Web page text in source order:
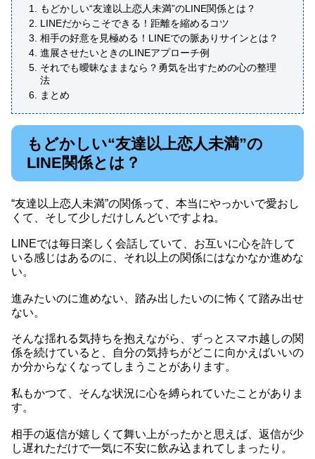
もどかしい“友達以上恋人未満”のLINE関係とは？
LINEだからこそできる！距離を縮めるコツ
相手の好意を見極める！LINEでの脈ありサインとは？
進展させたいときのLINEアプローチ例
それでも曖昧なままなら？勇気を出すための心の整理
法
まとめ
もどかしい“友達以上恋人未満”の
LINE関係とは？
“友達以上恋人未満”の関係って、本当にやっかいで愛おし
くて、そして少しだけしんどいですよね。
LINEでは毎日楽しく会話していて、お互いに心を許して
いる感じはあるのに、それ以上の関係にはなかなか進めな
い。
進みたいのに進めない、踏み出したいのに怖くて踏み出せ
ない。
そんな揺れる気持ちを抱えながら、ずっとスマホ越しの関
係を続けていると、自分の気持ちがどこに向かえばいいの
か分からなくなってしまうことがあります。
私もかつて、そんな状況に心を縛られていたことがありま
す。
相手の返信が嬉しくて舞い上がったかと思えば、返信が少
し遅れただけで一気に不安に飲み込まれてしまったり。